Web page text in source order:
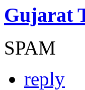
Gujarat
SPAM
reply